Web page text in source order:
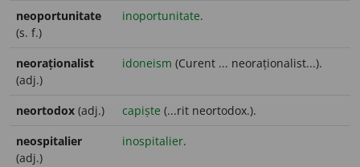
neoportunitate
(s. f.)
inoportunitate.
neoraționalist
(adj.)
idoneism (Curent ... neoraționalist...).
neortodox (adj.) capiște (...rit neortodox.).
neospitalier
(adj.)
inospitalier.